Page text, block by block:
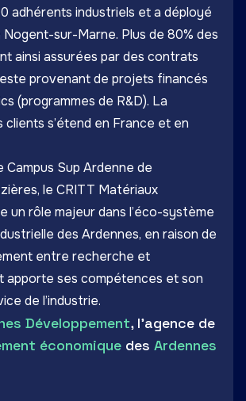
adhérents industriels et a déployé
sur-Marne. Plus de 80% des
ainsi assurées par des contrats
provenant de projets financés
(programmes de R&D). La
s’étend en France et en
Campus Sup Ardenne de
le CRITT Matériaux
un rôle majeur dans l’éco-système
des Ardennes, en raison de
entre recherche et
apporte ses compétences et son
de l’industrie.
Développement, l'agence de
économique des Ardennes